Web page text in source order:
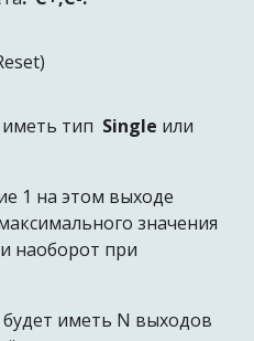
тип Single или
1 на этом выходе
значения
наоборот при
будет иметь N выходов